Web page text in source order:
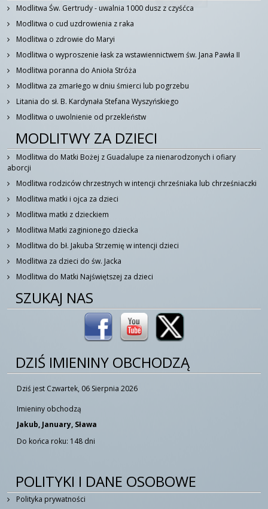
Modlitwa Św. Gertrudy - uwalnia 1000 dusz z czyśćca
Modlitwa o cud uzdrowienia z raka
Modlitwa o zdrowie do Maryi
Modlitwa o wyproszenie łask za wstawiennictwem św. Jana Pawła II
Modlitwa poranna do Anioła Stróża
Modlitwa za zmarłego w dniu śmierci lub pogrzebu
Litania do sł. B. Kardynała Stefana Wyszyńskiego
Modlitwa o uwolnienie od przekleństw
MODLITWY ZA DZIECI
Modlitwa do Matki Bożej z Guadalupe za nienarodzonych i ofiary
aborcji
Modlitwa rodziców chrzestnych w intencji chrześniaka lub chrześniaczki
Modlitwa matki i ojca za dzieci
Modlitwa matki z dzieckiem
Modlitwa Matki zaginionego dziecka
Modlitwa do bł. Jakuba Strzemię w intencji dzieci
Modlitwa za dzieci do św. Jacka
Modlitwa do Matki Najświętszej za dzieci
SZUKAJ NAS
DZIŚ IMIENINY OBCHODZĄ
Dziś jest Czwartek, 06 Sierpnia 2026
Imieniny obchodzą
Jakub, January, Sława
Do końca roku: 148 dni
POLITYKI I DANE OSOBOWE
Polityka prywatności